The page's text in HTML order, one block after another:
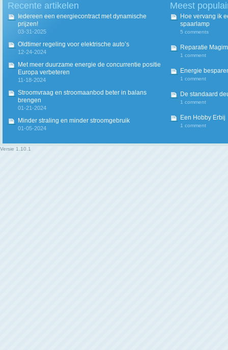
Recente artikelen
Iedereen een energiecontract met dynamische
prijzen!
03-31-2025
Oldtimer regeling voor elektrische auto’s
12-24-2024
Met meer duurzame energie de concurrentie positie
Europa verbeteren
11-18-2024
Stroomvraag en stroomaanbod beter in balans
brengen
01-21-2024
Minder straling en minder stroomgebruik
01-05-2024
Meest
Hoe vervang ik
spaarlamp
5 comments
Reparatie
1 comment
Energie
1 comment
De standaard
1 comment
Een Hobby Erbij
1 comment
Versie 1.10.1